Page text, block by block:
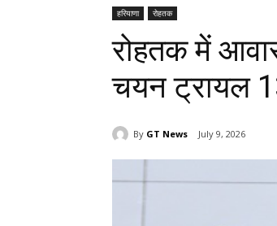
हरियाणा रोहतक
रोहतक में
चयन ट्रायल
By GT News July 9, 2026